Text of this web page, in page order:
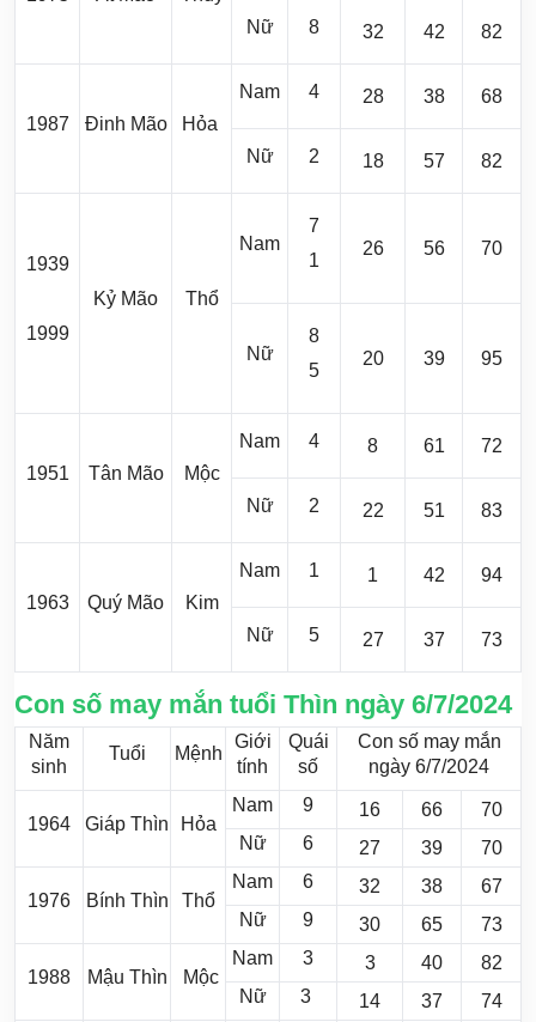
Nữ
8 32 42 82
1987 Đinh Mão Hỏa
Nam 4 28 38 68
Nữ 2 18 57 82
1939
1999
Kỷ Mão Thổ
Nam
7
1
26 56 70
Nữ
8
5
20 39 95
1951 Tân Mão Mộc
Nam 4 8 61 72
Nữ 2 22 51 83
1963 Quý Mão Kim
Nam 1 1 42 94
Nữ 5 27 37 73
Con số may mắn tuổi Thìn ngày 6/7/2024
Năm
sinh
Tuổi Mệnh
Giới
tính
Quái
số
Con số may mắn
ngày 6/7/2024
1964 Giáp Thìn Hỏa
Nam 9 16 66
70
Nữ
6 27 39 70
1976 Bính Thìn Thổ
Nam 6 32 38
67
Nữ
9 30 65 73
1988 Mậu Thìn Mộc
Nam 3 3 40
82
Nữ
3 14 37 74